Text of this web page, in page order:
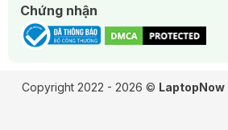
Chứng nhận
Copyright 2022 - 2026 © LaptopNow